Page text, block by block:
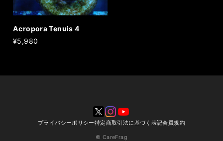
Acropora Tenuis 4
¥5,980
プライバシーポリシー特定商取引法に基づく表記会員規約
© CareFrag